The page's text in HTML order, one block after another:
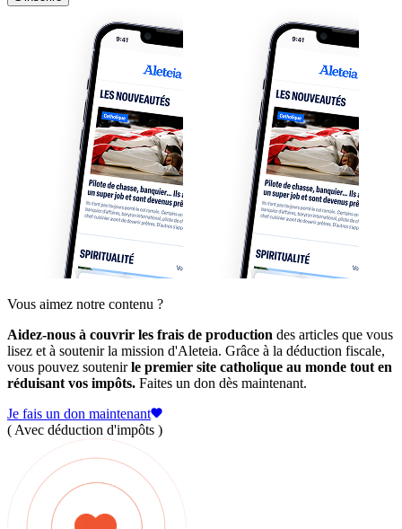
Vous aimez notre contenu ?
Aidez-nous à couvrir les frais de production des articles que vous
lisez et à soutenir la mission d'Aleteia. Grâce à la déduction fiscale,
vous pouvez soutenirle premier site catholique au monde tout en
réduisant vos impôts. Faites un don dès maintenant.
Je fais un don maintenant
( Avec déduction d'impôts )